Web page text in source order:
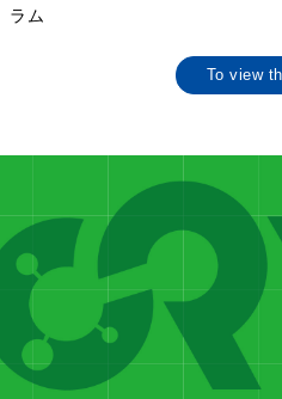
ラム
To view